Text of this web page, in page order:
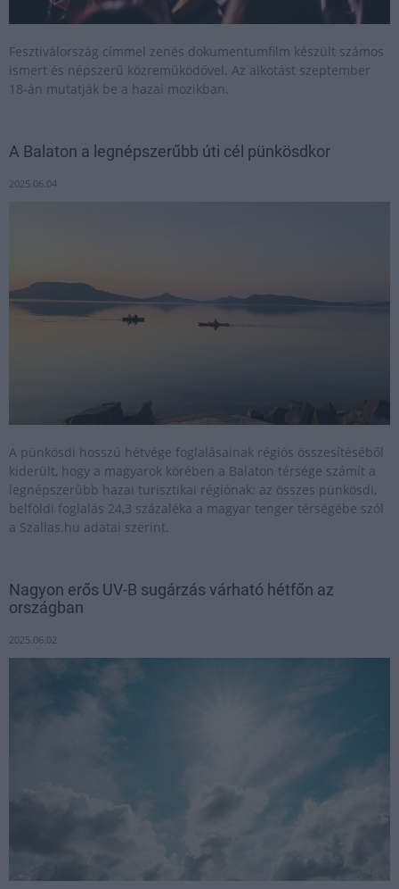
Fesztiválország címmel zenés dokumentumfilm készült számos
ismert és népszerű közreműködővel. Az alkotást szeptember
18-án mutatják be a hazai mozikban.
A Balaton a legnépszerűbb úti cél pünkösdkor
2025.06.04
A pünkösdi hosszú hétvége foglalásainak régiós összesítéséből
kiderült, hogy a magyarok körében a Balaton térsége számít a
legnépszerűbb hazai turisztikai régiónak: az összes pünkösdi,
belföldi foglalás 24,3 százaléka a magyar tenger térségébe szól
a Szallas.hu adatai szerint.
Nagyon erős UV-B sugárzás várható hétfőn az
országban
2025.06.02